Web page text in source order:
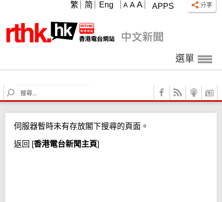
APPS
A A A
繁 简 Eng
選單
S
e
c
h
伺服器暫時未有存放閣下搜尋的頁面。
返回 [香港電台新聞主頁]